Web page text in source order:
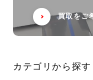
買取をご
カテゴリから探す